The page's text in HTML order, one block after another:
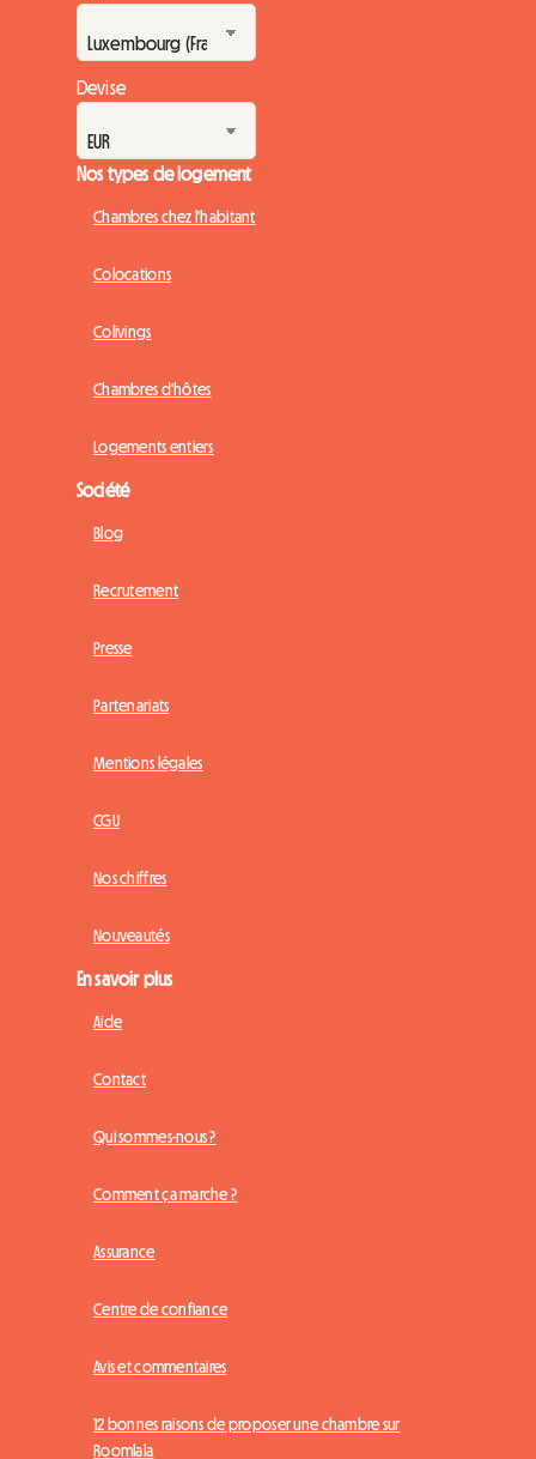
Devise
Nos types de logement
Chambres chez l'habitant
Colocations
Colivings
Chambres d'hôtes
Logements entiers
Société
Blog
Recrutement
Presse
Partenariats
Mentions légales
CGU
Nos chiffres
Nouveautés
En savoir plus
Aide
Contact
Qui sommes-nous ?
Comment ça marche ?
Assurance
Centre de confiance
Avis et commentaires
12 bonnes raisons de proposer une chambre sur
Roomlala